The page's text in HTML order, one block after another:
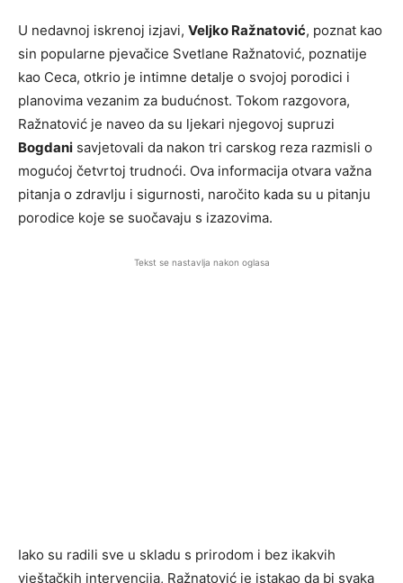
U nedavnoj iskrenoj izjavi, Veljko Ražnatović, poznat kao
sin popularne pjevačice Svetlane Ražnatović, poznatije
kao Ceca, otkrio je intimne detalje o svojoj porodici i
planovima vezanim za budućnost. Tokom razgovora,
Ražnatović je naveo da su ljekari njegovoj supruzi
Bogdani savjetovali da nakon tri carskog reza razmisli o
mogućoj četvrtoj trudnoći. Ova informacija otvara važna
pitanja o zdravlju i sigurnosti, naročito kada su u pitanju
porodice koje se suočavaju s izazovima.
Tekst se nastavlja nakon oglasa
Iako su radili sve u skladu s prirodom i bez ikakvih
vještačkih intervencija, Ražnatović je istakao da bi svaka